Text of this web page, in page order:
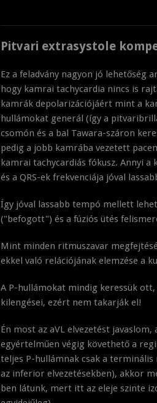
Pitvari extrasystole
Ez a feladvány nagyon jó lehetőség
hogy kamrai tachycardia nincs is
kamrák depolarizációjáért mint a
hullámokat generál (így a
csomón és a bal Tawara-száron
pedig a jobb kamrába vezetett
kamrai tachycardiás fókusz. Annyi a
és a QRS-ek frekvenciája jóval
Így jóval lassabb tempó mellett
("befogott") és a fúziós ütés
Mint minden ritmuszavar
ekkel való relációjának elemzése a
A P-hullámokat mindig keressük
kilengései, ezért nem takarják el!
Én most az aVL elvezetést
egyértelműen végig követhető a
teljes P-hullámnak csak a
az inferior elvezetésekben), akkor
ben látunk, mert itt az eleje szinte